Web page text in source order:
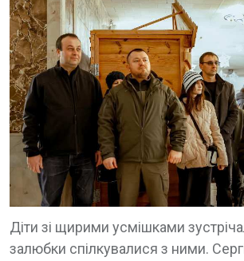
Діти зі щирими усмішками
залюбки спілкувалися з ними.